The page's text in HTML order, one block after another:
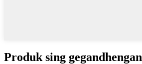
Produk sing gegandhengan